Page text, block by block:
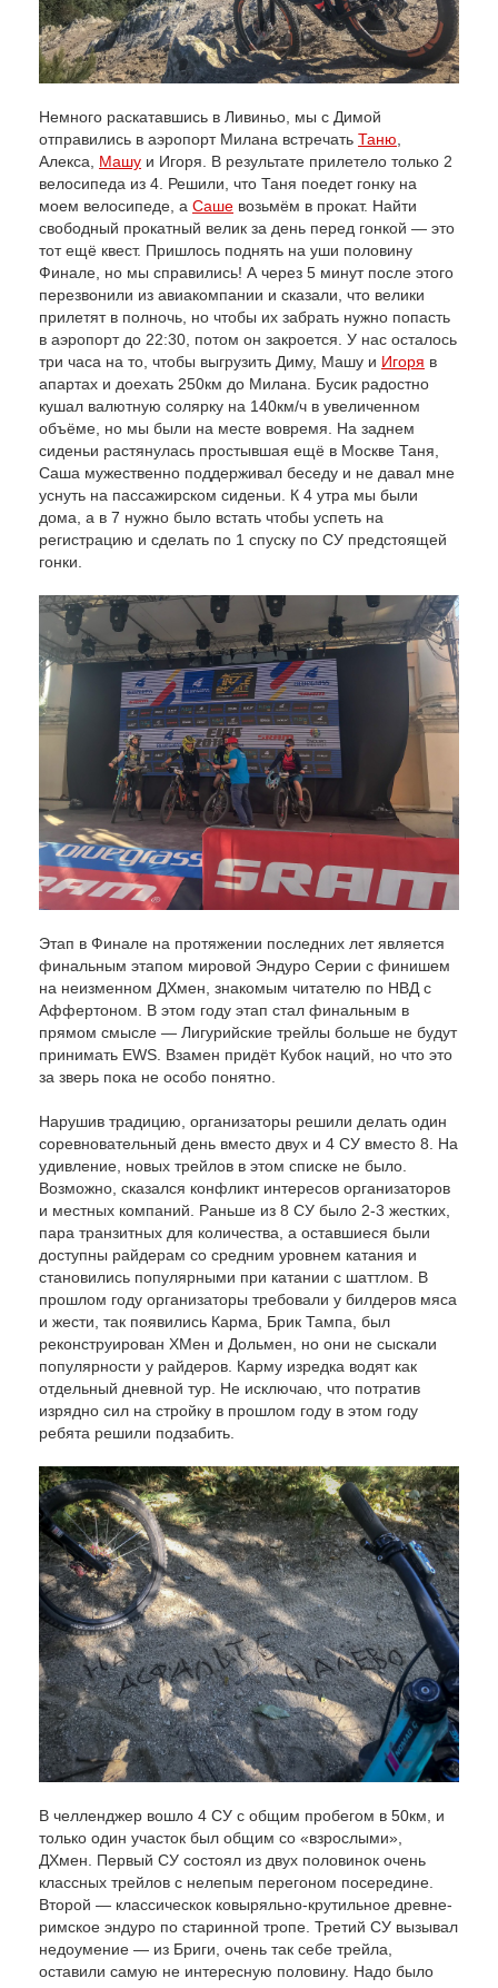
Немного раскатавшись в Ливиньо, мы с Димой
отправились в аэропорт Милана встречать Таню
Алекса, Машу и Игоря. В результате прилетело только 2
велосипеда из 4. Решили, что Таня поедет гонку на
моем велосипеде, а Саше возьмём в прокат. Найти
свободный прокатный велик за день перед гонкой — это
тот ещё квест. Пришлось поднять на уши половину
Финале, но мы справились! А через 5 минут после этого
перезвонили из авиакомпании и сказали, что велики
прилетят в полночь, но чтобы их забрать нужно попасть
в аэропорт до 22:30, потом он закроется. У нас осталось
три часа на то, чтобы выгрузить Диму, Машу и Игоря в
апартах и доехать 250км до Милана. Бусик радостно
кушал валютную солярку на 140км/ч в увеличенном
объёме, но мы были на месте вовремя. На заднем
сиденьи растянулась простывшая ещё в Москве Таня,
Саша мужественно поддерживал беседу и не давал мне
уснуть на пассажирском сиденьи. К 4 утра мы были
дома, а в 7 нужно было встать чтобы успеть на
регистрацию и сделать по 1 спуску по СУ предстоящей
гонки.
Этап в Финале на протяжении последних лет является
финальным этапом мировой Эндуро Серии с финишем
на неизменном ДХмен, знакомым читателю по НВД с
Аффертоном. В этом году этап стал финальным в
прямом смысле — Лигурийские трейлы больше не будут
принимать EWS. Взамен придёт Кубок наций, но что это
за зверь пока не особо понятно.
Нарушив традицию, организаторы решили делать один
соревновательный день вместо двух и 4 СУ вместо 8. На
удивление, новых трейлов в этом списке не было.
Возможно, сказался конфликт интересов организаторов
и местных компаний. Раньше из 8 СУ было 2-3 жестких,
пара транзитных для количества, а оставшиеся были
доступны райдерам со средним уровнем катания и
становились популярными при катании с шаттлом. В
прошлом году организаторы требовали у билдеров мяса
и жести, так появились Карма, Брик Тампа, был
реконструирован ХМен и Дольмен, но они не сыскали
популярности у райдеров. Карму изредка водят как
отдельный дневной тур. Не исключаю, что потратив
изрядно сил на стройку в прошлом году в этом году
ребята решили подзабить.
В челленджер вошло 4 СУ с общим пробегом в 50км, и
только один участок был общим со «взрослыми»,
ДХмен. Первый СУ состоял из двух половинок очень
классных трейлов с нелепым перегоном посередине.
Второй — классическок ковыряльно-крутильное древне-
римское эндуро по старинной тропе. Третий СУ вызывал
недоумение — из Бриги, очень так себе трейла,
оставили самую не интересную половину. Надо было